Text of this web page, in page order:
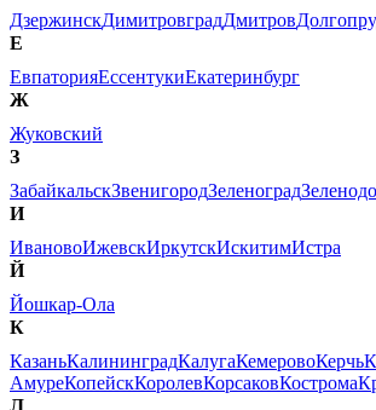
ДзержинскДимитровградДмитров
Е
ЕвпаторияЕссентукиЕкатеринбург
Ж
Жуковский
З
ЗабайкальскЗвенигородЗеленоград
И
ИвановоИжевскИркутскИскитимИстра
Й
Йошкар-Ола
К
КазаньКалининградКалугаКемеровоКерчь
АмуреКопейскКоролевКорсаковКострома
Л